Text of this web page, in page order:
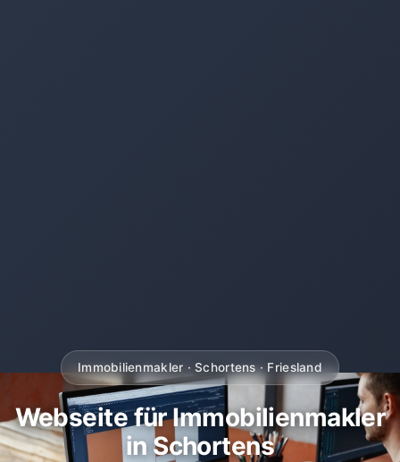
Immobilienmakler · Schortens · Friesland
Webseite für Immobilienmakler
in Schortens